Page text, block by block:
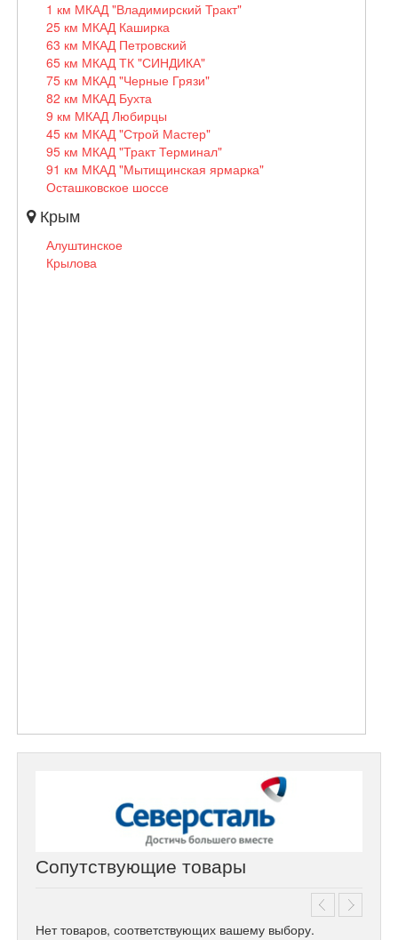
1 км МКАД "Владимирский Тракт"
25 км МКАД Каширка
63 км МКАД Петровский
65 км МКАД ТК "СИНДИКА"
75 км МКАД "Черные Грязи"
82 км МКАД Бухта
9 км МКАД Любирцы
45 км МКАД "Строй Мастер"
95 км МКАД "Тракт Терминал"
91 км МКАД "Мытищинская ярмарка"
Осташковское шоссе
Крым
Алуштинское
Крылова
Сопутствующие товары
Нет товаров, соответствующих вашему выбору.